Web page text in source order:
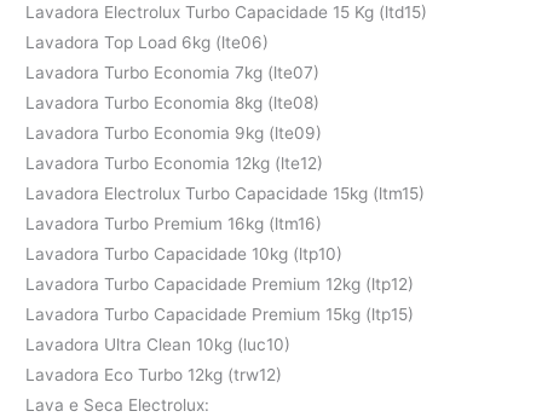
Lavadora Electrolux Turbo Capacidade 15 Kg (ltd15)
Lavadora Top Load 6kg (lte06)
Lavadora Turbo Economia 7kg (lte07)
Lavadora Turbo Economia 8kg (lte08)
Lavadora Turbo Economia 9kg (lte09)
Lavadora Turbo Economia 12kg (lte12)
Lavadora Electrolux Turbo Capacidade 15kg (ltm15)
Lavadora Turbo Premium 16kg (ltm16)
Lavadora Turbo Capacidade 10kg (ltp10)
Lavadora Turbo Capacidade Premium 12kg (ltp12)
Lavadora Turbo Capacidade Premium 15kg (ltp15)
Lavadora Ultra Clean 10kg (luc10)
Lavadora Eco Turbo 12kg (trw12)
Lava e Seca Electrolux: